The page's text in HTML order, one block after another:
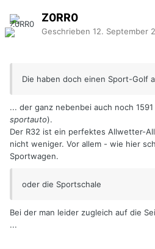
Z0RR0
Geschrieben 12. September
Die haben doch einen Sport-Golf
... der ganz nebenbei auch noch
sportauto).
Der R32 ist ein perfektes Allwetter-
nicht weniger. Vor allem - wie hier
Sportwagen.
oder die Sportschale
Bei der man leider zugleich auf die
...